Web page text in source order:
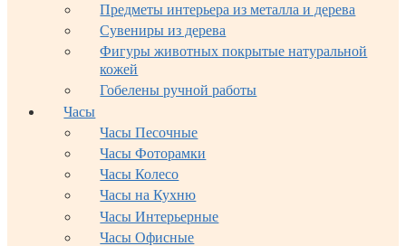
Предметы интерьера из металла и дерева
Сувениры из дерева
Фигуры животных покрытые натуральной
кожей
Гобелены ручной работы
Часы
Часы Песочные
Часы Фоторамки
Часы Колесо
Часы на Кухню
Часы Интерьерные
Часы Офисные